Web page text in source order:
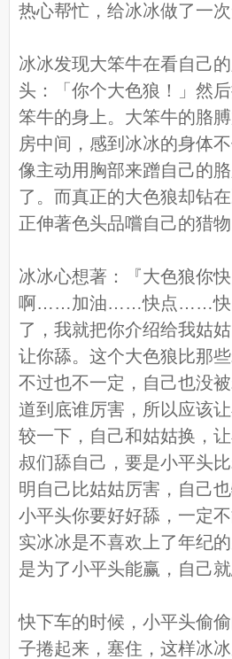
热心帮忙，给冰冰做了一次
冰冰发现大笨牛在看自己
头：「你个大色狼！」然
笨牛的身上。大笨牛的胳
房中间，感到冰冰的身体
像主动用胸部来蹭自己的
了。而真正的大色狼却钻
正伸著色头品嚐自己的猎物
冰冰心想著：『大色狼
啊……加油……快点……快
了，我就把你介绍给我
让你舔。这个大色狼比那
不过也不一定，自己也没
道到底谁厉害，所以应该
较一下，自己和姑姑换，
叔们舔自己，要是小平头
明自己比姑姑厉害，自己
小平头你要好好舔，一定
实冰冰是不喜欢上了年纪
是为了小平头能赢，自己就
快下车的时候，小平头偷
子捲起来，塞住，这样冰